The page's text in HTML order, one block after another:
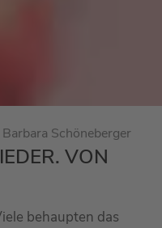
Schöneberger
VON
behaupten das